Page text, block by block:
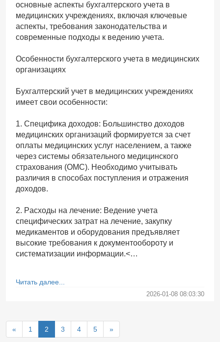
основные аспекты бухгалтерского учета в
медицинских учреждениях, включая ключевые
аспекты, требования законодательства и
современные подходы к ведению учета.
Особенности бухгалтерского учета в медицинских
организациях
Бухгалтерский учет в медицинских учреждениях
имеет свои особенности:
1. Специфика доходов: Большинство доходов
медицинских организаций формируется за счет
оплаты медицинских услуг населением, а также
через системы обязательного медицинского
страхования (ОМС). Необходимо учитывать
различия в способах поступления и отражения
доходов.
2. Расходы на лечение: Ведение учета
специфических затрат на лечение, закупку
медикаментов и оборудования предъявляет
высокие требования к документообороту и
систематизации информации.<…
Читать далее...
2026-01-08 08:03:30
« 1 2 3 4 5 »